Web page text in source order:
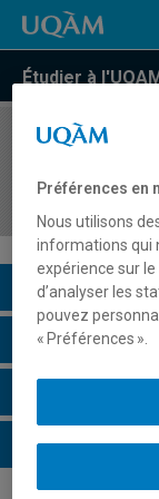
Étudier à
COURS//
social
Description du
Horaire - Été
Horaire -
Horaire - Hiver
Préférences en
Nous utilisons
informations qui
expérience sur
d’analyser les
pouvez
« Préférences ».